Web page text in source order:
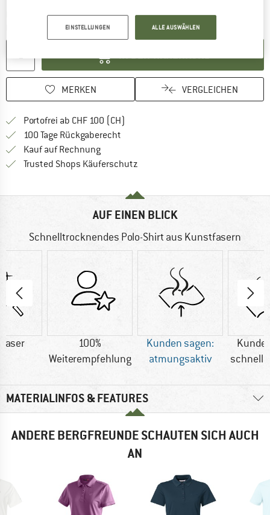
Lieferzeit: 3-5 WerktageDer Link öffnet sich in einer Infobox und
IN DEN WARENKORB
MERKEN VERGLEICHEN
Portofrei ab CHF 100 (CH)
100 Tage Rückgaberecht
Kauf auf RechnungFinde die Zahlungs-Infos hier! Öffnet
Trusted Shops Käuferschutz
AUF EINEN BLICK
Schnelltrocknendes Polo-Shirt aus Kunstfasern
100%
Weiterempfehlung
Kunden sagen:
atmungsaktiv
schnell
MATERIALINFOS & FEATURES
ANDERE BERGFREUNDE SCHAUTEN SICH AUCH
AN
EINSTELLUNGEN ALLE AUSWÄHLEN